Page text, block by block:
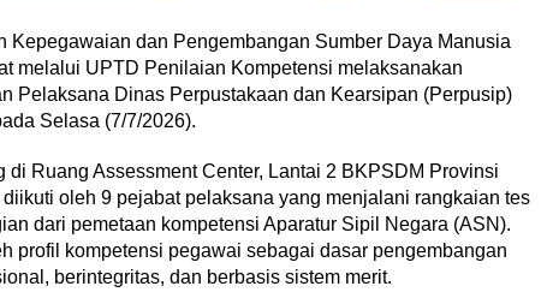
Kepegawaian dan Pengembangan Sumber Daya Manusia
melalui UPTD Penilaian Kompetensi melaksanakan
Pelaksana Dinas Perpustakaan dan Kearsipan (Perpusip)
Selasa (7/7/2026).
Ruang Assessment Center, Lantai 2 BKPSDM Provinsi
oleh 9 pejabat pelaksana yang menjalani rangkaian tes
dari pemetaan kompetensi Aparatur Sipil Negara (ASN).
profil kompetensi pegawai sebagai dasar pengembangan
berintegritas, dan berbasis sistem merit.